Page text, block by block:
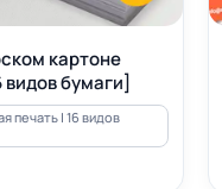
картоне
бумаги]
печать | 16 видов